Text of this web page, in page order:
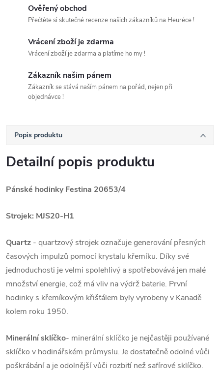
Ověřený obchod
Přečtěte si skutečné recenze našich zákazníků na Heuréce !
Vrácení zboží je zdarma
Vrácení zboží je zdarma a platíme ho my !
Zákazník našim pánem
Zákazník se stává naším pánem na pořád, nejen při
objednávce !
Popis produktu
Detailní popis produktu
Pánské hodinky Festina 20653/4
Strojek: MJS20-H1
Quartz - quartzový strojek označuje generování přesných
časových impulzů pomocí krystalu křemíku. Díky své
jednoduchosti je velmi spolehlivý a spotřebovává jen malé
množství energie, což má vliv na výdrž baterie. První
hodinky s křemíkovým křišťálem byly vyrobeny v Kanadě
kolem roku 1950.
Minerální sklíčko- minerální sklíčko je nejčastěji používané
sklíčko v hodinářském průmyslu. Je dostatečně odolné vůči
poškrábání a je odolnější vůči rozbití než safírové sklíčko.